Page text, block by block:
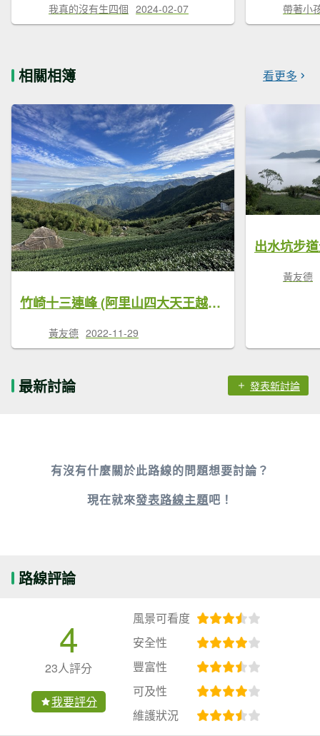
我真的沒有生四個 2024-02-07 帶著小
相關相簿 看更多
竹崎十三連峰 (阿里山四大天王越野賽路線)
黃友德 2022-11-29
黃友德
最新討論 發表新討論
有沒有什麼關於此路線的問題想要討論？
現在就來發表路線主題吧！
路線評論
4
23人評分
我要評分
風景可看度
安全性
豐富性
可及性
維護狀況